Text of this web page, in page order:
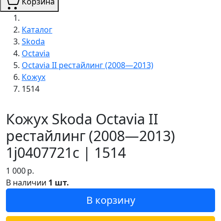
Каталог
Skoda
Octavia
Octavia II рестайлинг (2008—2013)
Кожух
1514
Кожух Skoda Octavia II
рестайлинг (2008—2013)
1j0407721c | 1514
1 000р.
В наличии 1 шт.
В корзину